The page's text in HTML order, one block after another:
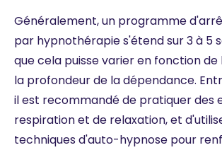
Généralement, un programme
par hypnothérapie s'étend sur 3 à 5
que cela puisse varier en fonction de
la profondeur de la dépendance.
il est recommandé de pratiquer des
respiration et de relaxation, et
techniques d'auto-hypnose pour